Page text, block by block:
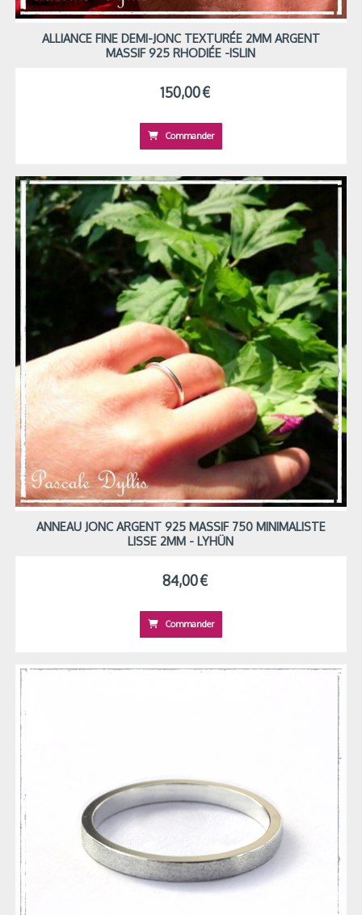
ALLIANCE FINE DEMI-JONC TEXTURÉE 2MM ARGENT
MASSIF 925 RHODIÉE -ISLIN
150,00€
Commander
ANNEAU JONC ARGENT 925 MASSIF 750 MINIMALISTE
LISSE 2MM - LYHÜN
84,00€
Commander